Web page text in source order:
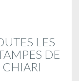
LES
DE
CHIARI